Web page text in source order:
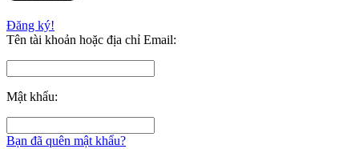
Đăng ký!
Tên tài khoản hoặc địa chỉ Email:
Mật khẩu:
Bạn đã quên mật khẩu?